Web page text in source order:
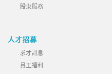
股東服務
人才招募
求才訊息
員工福利